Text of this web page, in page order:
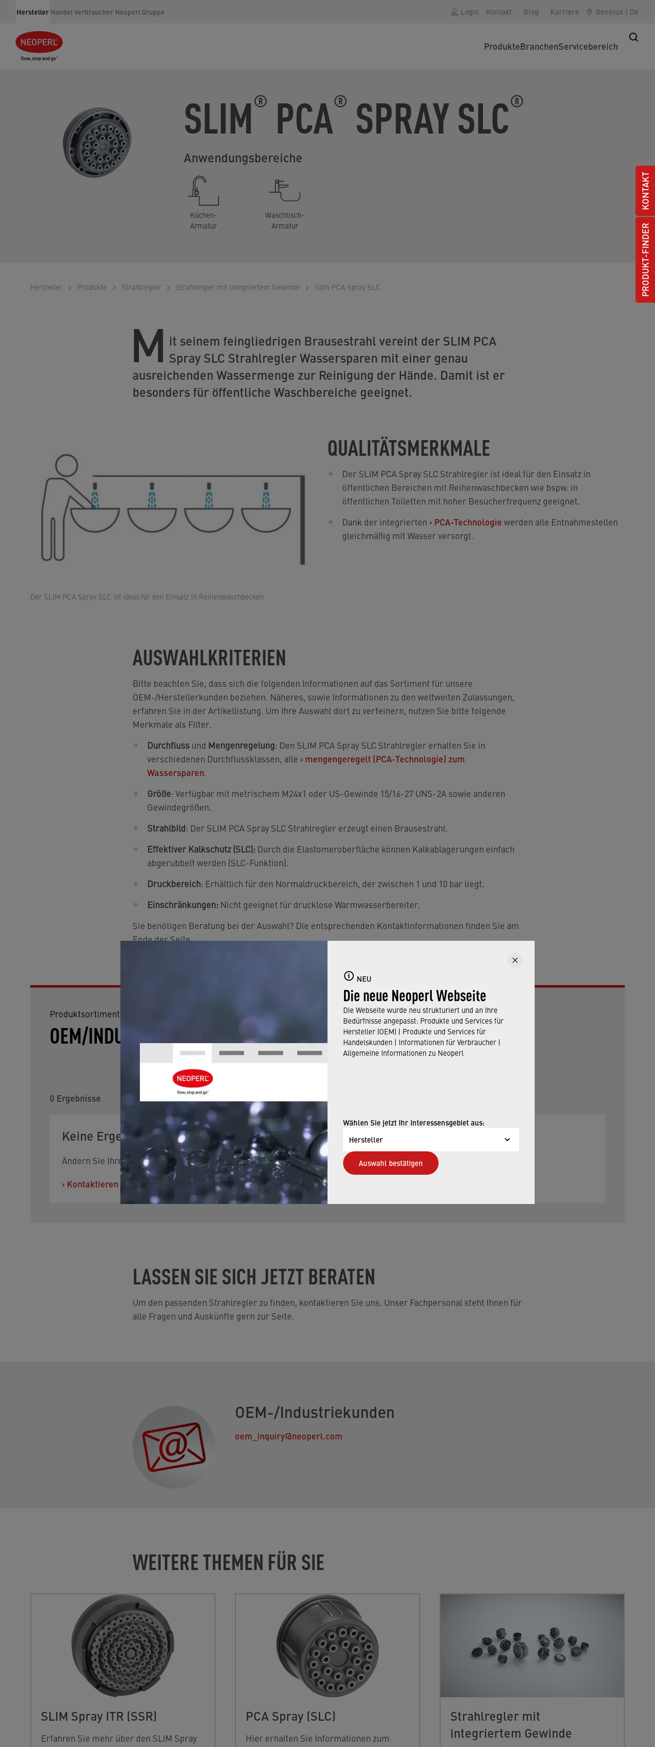
Hersteller Handel Verbraucher Neoperl Gruppe Login Kontakt Blog Karriere Benelux | De
ProdukteBranchenServicebereich
NEU
Die neue Neoperl Webseite
Die Webseite wurde neu strukturiert und an Ihre
Bedürfnisse angepasst: Produkte und Services für
Hersteller (OEM) | Produkte und Services für
Handelskunden | Informationen für Verbraucher |
Allgemeine Informationen zu Neoperl
Wählen Sie jetzt Ihr Interessensgebiet aus:
Hersteller
Auswahl bestätigen
SLIM® PCA® SPRAY SLC®
Anwendungsbereiche
Küchen-
Armatur
Waschtisch-
Armatur
Hersteller Produkte Strahlregler Strahlregler mit integriertem Gewinde Slim PCA Spray SLC
M it seinem feingliedrigen Brausestrahl vereint der SLIM PCA
Spray SLC Strahlregler Wassersparen mit einer genau
ausreichenden Wassermenge zur Reinigung der Hände. Damit ist er
besonders für öffentliche Waschbereiche geeignet.
Der SLIM PCA Spray SLC ist ideal für den Einsatz in Reihenwaschbecken
QUALITÄTSMERKMALE
Der SLIM PCA Spray SLC Strahlregler ist ideal für den Einsatz in
öffentlichen Bereichen mit Reihenwaschbecken wie bspw. in
öffentlichen Toiletten mit hoher Besucherfrequenz geeignet.
Dank der integrierten › PCA-Technologie werden alle Entnahmestellen
gleichmäßig mit Wasser versorgt.
AUSWAHLKRITERIEN
Bitte beachten Sie, dass sich die folgenden Informationen auf das Sortiment für unsere
OEM-/Herstellerkunden beziehen. Näheres, sowie Informationen zu den weltweiten Zulassungen,
erfahren Sie in der Artikellistung. Um Ihre Auswahl dort zu verfeinern, nutzen Sie bitte folgende
Merkmale als Filter.
Durchfluss und Mengenregelung: Den SLIM PCA Spray SLC Strahlregler erhalten Sie in
verschiedenen Durchflussklassen, alle › mengengeregelt (PCA-Technologie) zum
Wassersparen.
Größe: Verfügbar mit metrischem M24x1 oder US-Gewinde 15/16-27 UNS-2A sowie anderen
Gewindegrößen.
Strahlbild: Der SLIM PCA Spray SLC Strahlregler erzeugt einen Brausestrahl.
Effektiver Kalkschutz (SLC): Durch die Elastomeroberfläche können Kalkablagerungen einfach
abgerubbelt werden (SLC-Funktion).
Druckbereich: Erhältlich für den Normaldruckbereich, der zwischen 1 und 10 bar liegt.
Einschränkungen: Nicht geeignet für drucklose Warmwasserbereiter.
Sie benötigen Beratung bei der Auswahl? Die entsprechenden Kontaktinformationen finden Sie am
Ende der Seite.
Produktsortiment für
OEM/INDUSTRIE
0 Ergebnisse
Keine Ergebnisse gefunden.
Ändern Sie Ihre Filterkriterien oder setzen Sie alle Filter zurück.
› Kontaktieren Sie uns, falls Sie Hilfe benötigen.
LASSEN SIE SICH JETZT BERATEN
Um den passenden Strahlregler zu finden, kontaktieren Sie uns. Unser Fachpersonal steht Ihnen für
alle Fragen und Auskünfte gern zur Seite.
OEM-/Industriekunden
oem_inquiry@neoperl.com
WEITERE THEMEN FÜR SIE
SLIM Spray ITR (SSR)
Erfahren Sie mehr über den SLIM Spray
PCA Spray (SLC)
Hier erhalten Sie Informationen zum
Strahlregler mit
integriertem Gewinde
PRODUKT-FINDER
KONTAKT